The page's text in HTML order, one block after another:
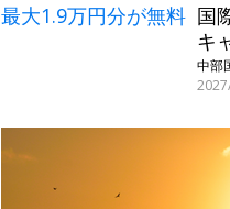
最大1.9万円分が無料 国
キ